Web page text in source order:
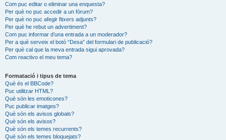
Com puc editar o eliminar una enquesta?
Per què no puc accedir a un fòrum?
Per què no puc afegir fitxers adjunts?
Per què he rebut un advertiment?
Com puc informar d’una entrada a un moderador?
Per a què serveix el botó “Desa” del formulari de publicació?
Per què cal que la meva entrada sigui aprovada?
Com reactivo el meu tema?
Formatació i tipus de tema
Què és el BBCode?
Puc utilitzar HTML?
Què són les emoticones?
Puc publicar imatges?
Què són els avisos globals?
Què són els avisos?
Què són els temes recurrents?
Què són els temes bloquejats?